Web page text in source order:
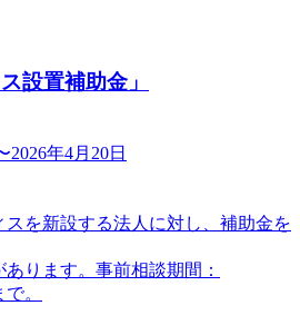
設置補助金」
2026年4月20日
を新設する法人に対し、補助金を
ります。事前相談期間：
。